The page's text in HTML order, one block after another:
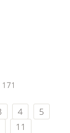
4
5
11